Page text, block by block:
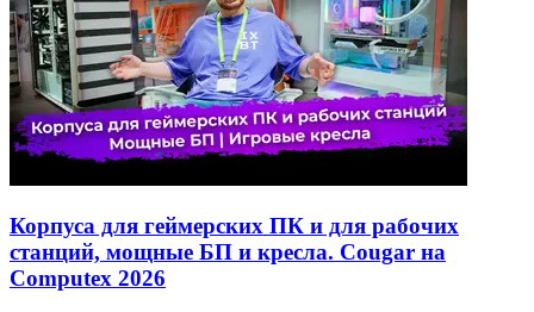
Корпуса для геймерских ПК и для рабочих
станций, мощные БП и кресла. Cougar на
Computex 2026